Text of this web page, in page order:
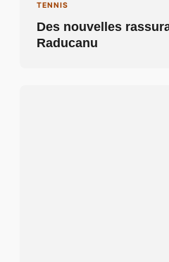
TENNIS
Des nouvelles
Raducanu